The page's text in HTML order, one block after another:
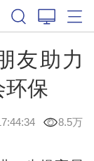
友助力
环保
8.5万